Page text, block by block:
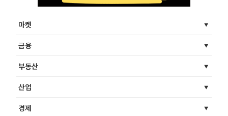
마켓
금융
부동산
산업
경제